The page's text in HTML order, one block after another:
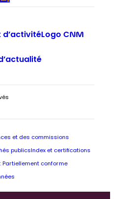
d’activitéLogo CNM
et des commissions
publics Index et certifications
Partiellement conforme